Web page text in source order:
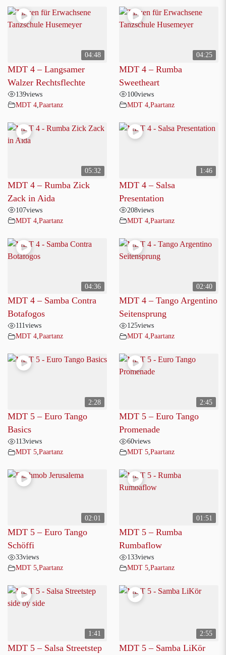
04:48
MDT 4 – Langsamer
Walzer Rechtsflechte
139views
MDT 4 Paartanz
04:25
MDT 4 – Rumba
Sweetheart
100views
MDT 4 Paartanz
05:32
MDT 4 – Rumba Zick
Zack in Aida
107views
MDT 4 Paartanz
1:46
MDT 4 – Salsa
Presentation
208views
MDT 4 Paartanz
04:36
MDT 4 – Samba Contra
Botafogos
111views
MDT 4,Paartanz
02:40
MDT 4 – Tango Argentino
Seitensprung
125views
MDT 4,Paartanz
2:28
MDT 5 – Euro Tango
Basics
113views
MDT 5 Paartanz
2:45
MDT 5 – Euro Tango
Promenade
60views
MDT 5 Paartanz
02:01
MDT 5 – Euro Tango
Schöffi
33views
MDT 5 Paartanz
01:51
MDT 5 – Rumba
Rumbaflow
133views
MDT 5 Paartanz
1:41
MDT 5 – Salsa Streetstep
2:55
MDT 5 – Samba LiKör